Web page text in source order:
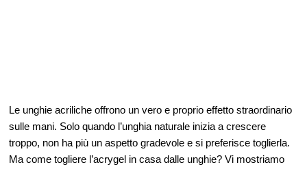
Le unghie acriliche offrono un vero e proprio effetto straordinario
sulle mani. Solo quando l’unghia naturale inizia a crescere
troppo, non ha più un aspetto gradevole e si preferisce toglierla.
Ma come togliere l’acrygel in casa dalle unghie? Vi mostriamo